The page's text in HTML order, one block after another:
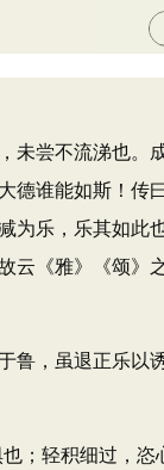
尝不流涕也。
谁能如斯！传
乐，乐其如
《雅》《颂
虽退正乐以
轻积细过，恣